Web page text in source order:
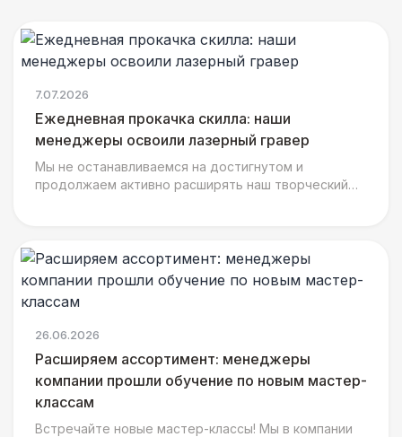
7.07.2026
Ежедневная прокачка скилла: наши
менеджеры освоили лазерный гравер
Мы не останавливаемся на достигнутом и
продолжаем активно расширять наш творческий
26.06.2026
Расширяем ассортимент: менеджеры
компании прошли обучение по новым мастер-
классам
Встречайте новые мастер-классы! Мы в компании